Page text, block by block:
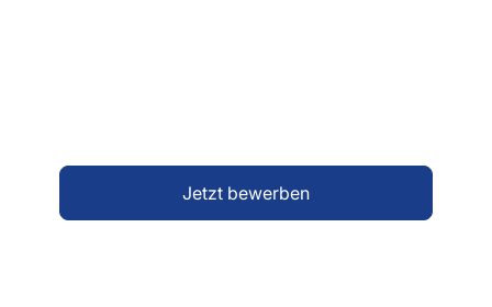
Jetzt bewerben